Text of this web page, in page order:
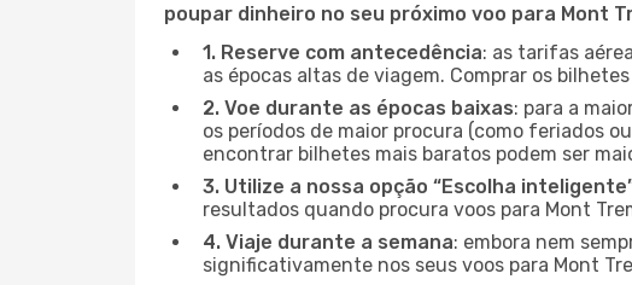
poupar dinheiro no seu próximo voo para Mont
1. Reserve com antecedência: as tarifas
as épocas altas de viagem. Comprar os
2. Voe durante as épocas baixas: para a
os períodos de maior procura (como feriados
encontrar bilhetes mais baratos podem ser
3. Utilize a nossa opção “Escolha
resultados quando procura voos para Mont
4. Viaje durante a semana: embora nem
significativamente nos seus voos para Mont